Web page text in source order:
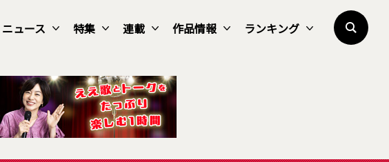
ニュース 特集 連載 作品情報 ランキング